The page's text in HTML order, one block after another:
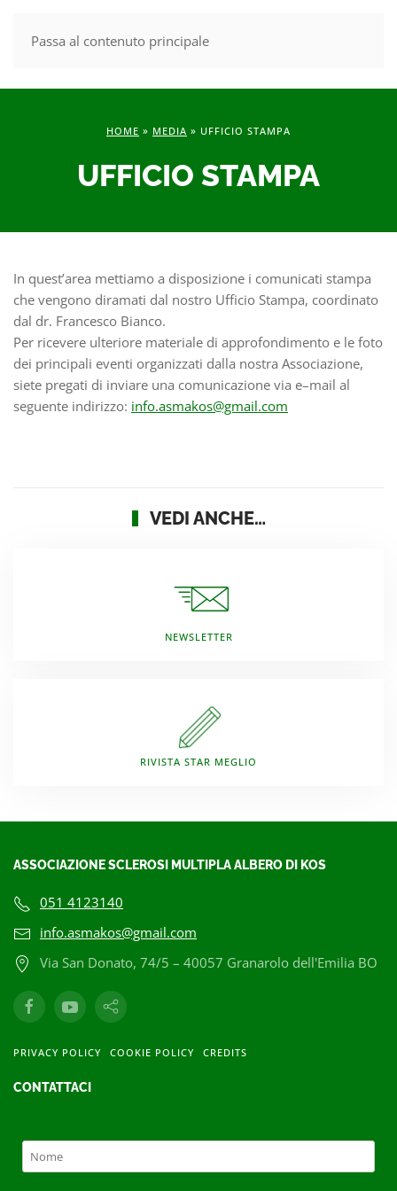
Passa al contenuto principale
MENU
HOME » MEDIA » UFFICIO STAMPA
UFFICIO STAMPA
In quest’area mettiamo a disposizione i comunicati stampa
che vengono diramati dal nostro Ufficio Stampa, coordinato
dal dr. Francesco Bianco.
Per ricevere ulteriore materiale di approfondimento e le foto
dei principali eventi organizzati dalla nostra Associazione,
siete pregati di inviare una comunicazione via e–mail al
seguente indirizzo: info.asmakos@gmail.com
VEDI ANCHE…
NEWSLETTER
RIVISTA STAR MEGLIO
ASSOCIAZIONE SCLEROSI MULTIPLA ALBERO DI KOS
051 4123140
info.asmakos@gmail.com
Via San Donato, 74/5 – 40057 Granarolo dell'Emilia BO
PRIVACY POLICY COOKIE POLICY CREDITS
CONTATTACI